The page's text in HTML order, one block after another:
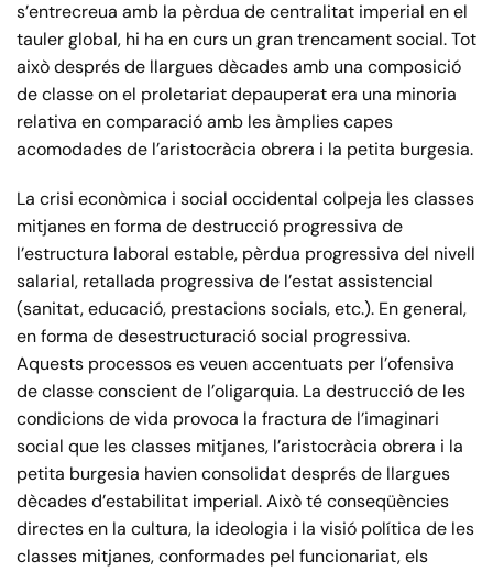
s’entrecreua amb la pèrdua de centralitat imperial en el
tauler global, hi ha en curs un gran trencament social. Tot
això després de llargues dècades amb una composició
de classe on el proletariat depauperat era una minoria
relativa en comparació amb les àmplies capes
acomodades de l’aristocràcia obrera i la petita burgesia.
La crisi econòmica i social occidental colpeja les classes
mitjanes en forma de destrucció progressiva de
l’estructura laboral estable, pèrdua progressiva del nivell
salarial, retallada progressiva de l’estat assistencial
(sanitat, educació, prestacions socials, etc.). En general,
en forma de desestructuració social progressiva.
Aquests processos es veuen accentuats per l’ofensiva
de classe conscient de l’oligarquia. La destrucció de les
condicions de vida provoca la fractura de l’imaginari
social que les classes mitjanes, l’aristocràcia obrera i la
petita burgesia havien consolidat després de llargues
dècades d’estabilitat imperial. Això té conseqüències
directes en la cultura, la ideologia i la visió política de les
classes mitjanes, conformades pel funcionariat, els